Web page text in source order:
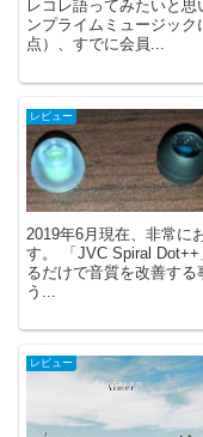
レコレ語ってみたいと
ンプライムミュージッ
点）、すでに会員...
レビュー
2019年6月現在、非常に
す。 「JVC Spiral
るだけで音質を改善す
う...
レビュー